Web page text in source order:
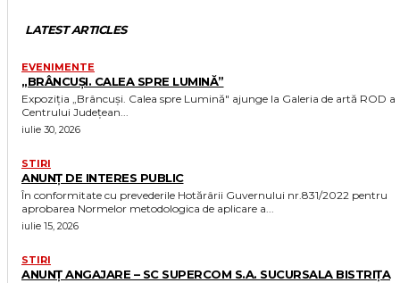
LATEST ARTICLES
EVENIMENTE
„BRÂNCUȘI. CALEA SPRE LUMINĂ”
Expoziția „Brâncuși. Calea spre Lumină" ajunge la Galeria de artă ROD a
Centrului Județean...
iulie 30, 2026
STIRI
ANUNȚ DE INTERES PUBLIC
În conformitate cu prevederile Hotărârii Guvernului nr.831/2022 pentru
aprobarea Normelor metodologica de aplicare a...
iulie 15, 2026
STIRI
ANUNȚ ANGAJARE – SC SUPERCOM S.A. SUCURSALA BISTRIȚA